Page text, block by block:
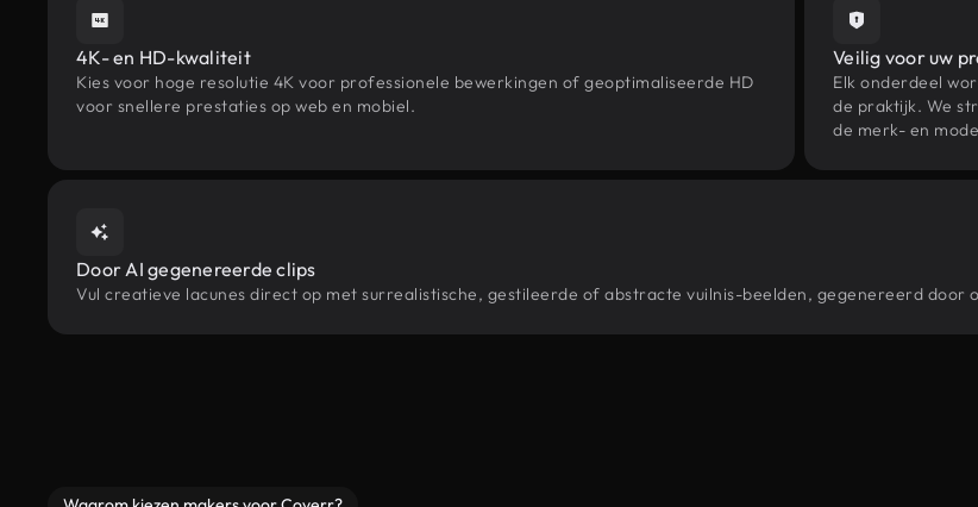
4K- en HD-kwaliteit
Kies voor hoge resolutie 4K voor professionele bewerkingen of geoptimaliseerde HD
voor snellere prestaties op web en mobiel.
Veilig voor uw
Elk onderdeel
de praktijk. We
de merk- en
Door AI gegenereerde clips
Vul creatieve lacunes direct op met surrealistische, gestileerde of abstracte vuilnis-beelden, gegenereerd door